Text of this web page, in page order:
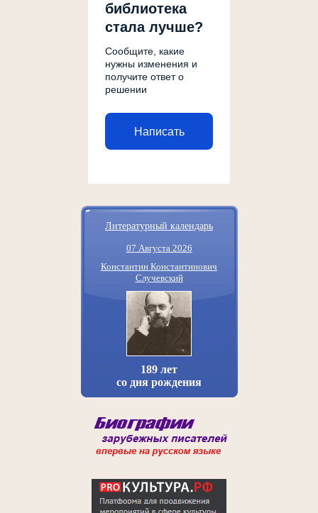
библиотека
стала лучше?
Сообщите, какие
нужны изменения и
получите ответ о
решении
Написать
Литературный календарь
07 Августа 2026
Константин Константинович
Случевский
189 лет
со дня рождения